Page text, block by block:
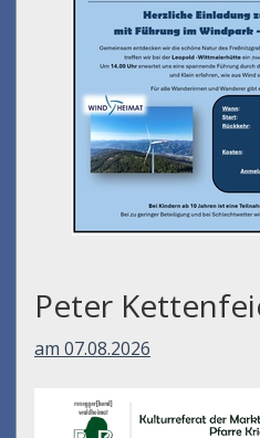
Peter
am 07.08.2026